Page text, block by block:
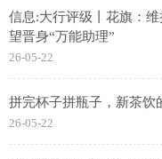
信息:大行评级丨花旗：
望晋身“万能助理”
26-05-22
拼完杯子拼瓶子，新茶饮
26-05-22